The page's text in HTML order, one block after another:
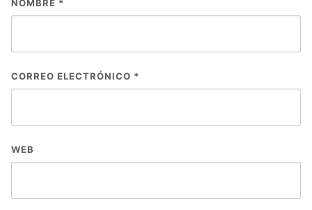
NOMBRE *
CORREO ELECTRÓNICO *
WEB